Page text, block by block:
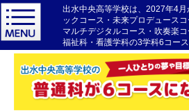
出水中央高等学校は、2027年4
ックコース・未来プロデュース
マルチデジタルコース・吹奏楽
福祉科・看護学科の3学科6コース